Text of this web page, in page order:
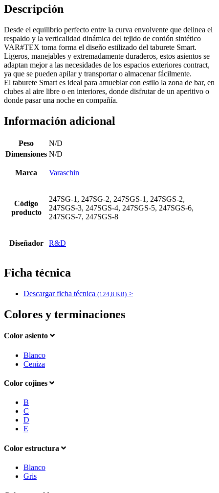
Descripción
Desde el equilibrio perfecto entre la curva envolvente que delinea el
respaldo y la verticalidad dinámica del tejido de cordón sintético
VAR#TEX toma forma el diseño estilizado del taburete Smart.
Ligeros, manejables y extremadamente duraderos, estos asientos se
adaptan mejor a las necesidades de los espacios exteriores contract,
ya que se pueden apilar y transportar o almacenar fácilmente.
El taburete Smart es ideal para amueblar con estilo la zona de bar, en
clubes al aire libre o en interiores, donde disfrutar de un aperitivo o
donde pasar una noche en compañía.
Información adicional
Peso
N/D
Dimensiones N/D
Marca Varaschin
Código
producto
247SG-1, 247SG-2, 247SGS-1, 247SGS-2,
247SGS-3, 247SGS-4, 247SGS-5, 247SGS-6,
247SGS-7, 247SGS-8
Diseñador R&D
Ficha técnica
Descargar ficha técnica (124,8 KB) >
Colores y terminaciones
Color asiento
Blanco
Ceniza
Color cojines
B
C
D
E
Color estructura
Blanco
Gris